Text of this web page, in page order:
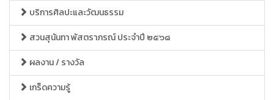
บริการศิลปะและวัฒนธรรม
สวนสุนันทา พัสตราภรณ์ ประจำปี ๒๕๖๘
ผลงาน / รางวัล
เกร็ดความรู้